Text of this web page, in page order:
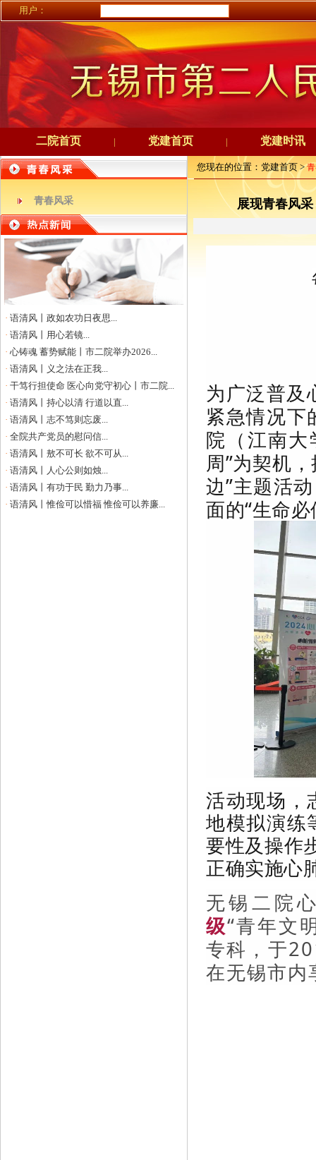
用户：
二院首页 | 党建首页 | 党建时讯
青春风采
· 语清风丨政如农功日夜思...
· 语清风丨用心若镜...
· 心铸魂 蓄势赋能丨市二院举办2026...
· 语清风丨义之法在正我...
· 干笃行担使命 医心向党守初心丨市二院...
· 语清风丨持心以清 行道以直...
· 语清风丨志不笃则忘废...
· 全院共产党员的慰问信...
· 语清风丨敖不可长 欲不可从...
· 语清风丨人心公则如烛...
· 语清风丨有功于民 勤力乃事...
· 语清风丨惟俭可以惜福 惟俭可以养廉...
您现在的位置：党建首页 >
展现青春风
为广泛普及
紧急情况下
院（江南
周”为契机，
边”主题活
面的“生命
活动现场，
地模拟演练
要性及操作
正确实施心
无锡二院
级“青年文
专科，于
在无锡市内